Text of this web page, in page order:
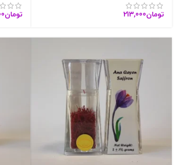
تومان213,000 تومان